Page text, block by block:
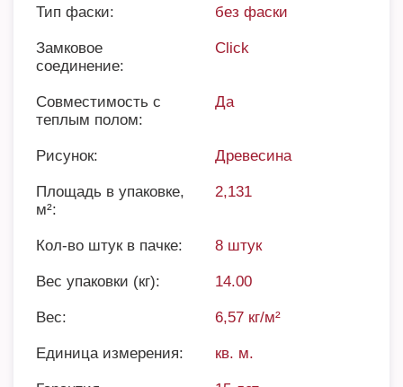
Тип фаски: без фаски
Замковое
соединение:
Click
Совместимость с
теплым полом:
Да
Рисунок: Древесина
Площадь в упаковке,
м²:
2,131
Кол-во штук в пачке: 8 штук
Вес упаковки (кг): 14.00
Вес: 6,57 кг/м²
Единица измерения: кв. м.